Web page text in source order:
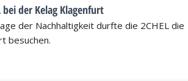
bei der Kelag Klagenfurt
der Nachhaltigkeit durfte die 2CHEL die
besuchen.